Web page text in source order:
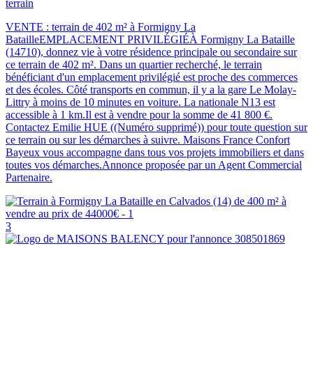
terrain
VENTE : terrain de 402 m² à Formigny La
BatailleEMPLACEMENT PRIVILÉGIÉÀ Formigny La Bataille
(14710), donnez vie à votre résidence principale ou secondaire sur
ce terrain de 402 m². Dans un quartier recherché, le terrain
bénéficiant d'un emplacement privilégié est proche des commerces
et des écoles. Côté transports en commun, il y a la gare Le Molay-
Littry à moins de 10 minutes en voiture. La nationale N13 est
accessible à 1 km.Il est à vendre pour la somme de 41 800 €.
Contactez Emilie HUE ((Numéro supprimé)) pour toute question sur
ce terrain ou sur les démarches à suivre. Maisons France Confort
Bayeux vous accompagne dans tous vos projets immobiliers et dans
toutes vos démarches.Annonce proposée par un Agent Commercial
Partenaire.
3